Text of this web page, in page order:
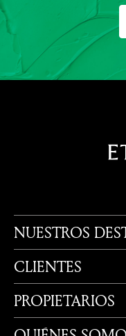
NUESTROS
CLIENTES
PROPIETARIOS